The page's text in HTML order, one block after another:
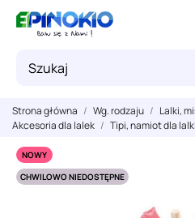
Strona główna Wg. rodzaju
Lalki,
Akcesoria dla lalek
Tipi, namiot dla
NOWY
CHWILOWO NIEDOSTĘPNE